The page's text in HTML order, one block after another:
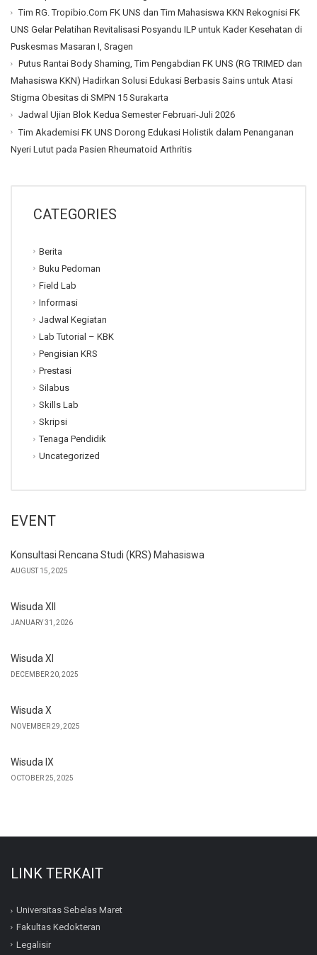
Tim RG. Tropibio.Com FK UNS dan Tim Mahasiswa KKN Rekognisi FK
UNS Gelar Pelatihan Revitalisasi Posyandu ILP untuk Kader Kesehatan di
Puskesmas Masaran I, Sragen
Putus Rantai Body Shaming, Tim Pengabdian FK UNS (RG TRIMED dan
Mahasiswa KKN) Hadirkan Solusi Edukasi Berbasis Sains untuk Atasi
Stigma Obesitas di SMPN 15 Surakarta
Jadwal Ujian Blok Kedua Semester Februari-Juli 2026
Tim Akademisi FK UNS Dorong Edukasi Holistik dalam Penanganan
Nyeri Lutut pada Pasien Rheumatoid Arthritis
CATEGORIES
Berita
Buku Pedoman
Field Lab
Informasi
Jadwal Kegiatan
Lab Tutorial – KBK
Pengisian KRS
Prestasi
Silabus
Skills Lab
Skripsi
Tenaga Pendidik
Uncategorized
EVENT
Konsultasi Rencana Studi (KRS) Mahasiswa
AUGUST 15, 2025
Wisuda XII
JANUARY 31, 2026
Wisuda XI
DECEMBER 20, 2025
Wisuda X
NOVEMBER 29, 2025
Wisuda IX
OCTOBER 25, 2025
LINK TERKAIT
Universitas Sebelas Maret
Fakultas Kedokteran
Legalisir